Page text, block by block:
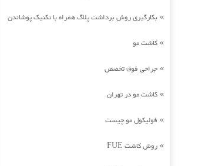
» بکارگیری روش برداشت پلاگ همراه با تکنیک پوشاندن
» کاشت مو
» جراحی فوق تخصص
» کاشت مو در تهران
» فولیکول مو چیست
» روش کاشت FUE